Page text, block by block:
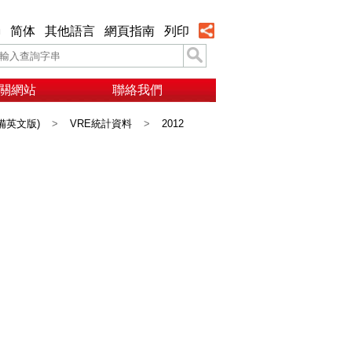
简体 其他語言 網頁指南 列印
網站 聯絡我們
英文版) > VRE統計資料 > 2012